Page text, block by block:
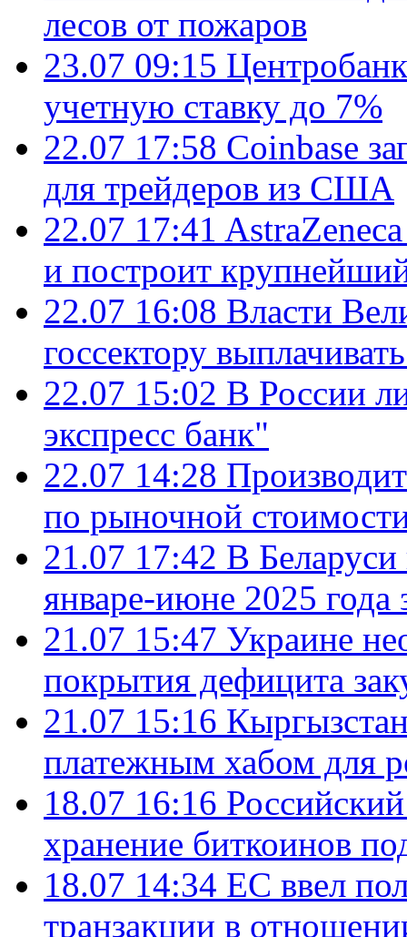
лесов от пожаров
23.07 09:15
учетную ставку до 7%
22.07 17:58 Coinbase
для трейдеров из США
22.07 17:41
и построит
22.07 16:08 Власти
госсектору
22.07 15:02 В России
экспресс банк"
22.07 14:28
по рыночной
21.07 17:42 В Беларуси
январе-июне 2025 года
21.07 15:47 Украине
покрытия дефицита
21.07 15:16
платежным хабом для
18.07 16:16
хранение биткоинов
18.07 14:34 ЕС ввел
транзакции в